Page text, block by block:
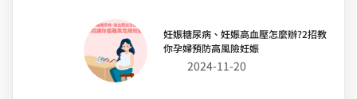
妊娠糖尿病、妊娠高血壓怎麼辦?2招教
你孕婦預防高風險妊娠
2024-11-20